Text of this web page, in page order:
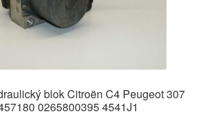
blok Citroën C4 Peugeot 307
0265800395 4541J1